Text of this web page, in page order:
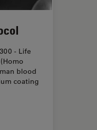
- Life
blood
coating